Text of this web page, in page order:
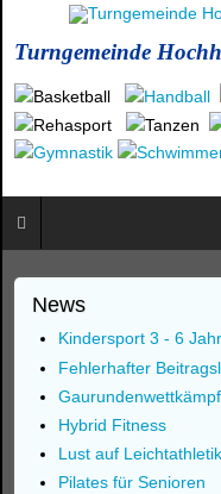
Turngemeinde
News
Kindersport 3 - 6
Fehlerhafter
Hybrid Fitness
Lust auf Leichtathletik
Pilates für Senioren